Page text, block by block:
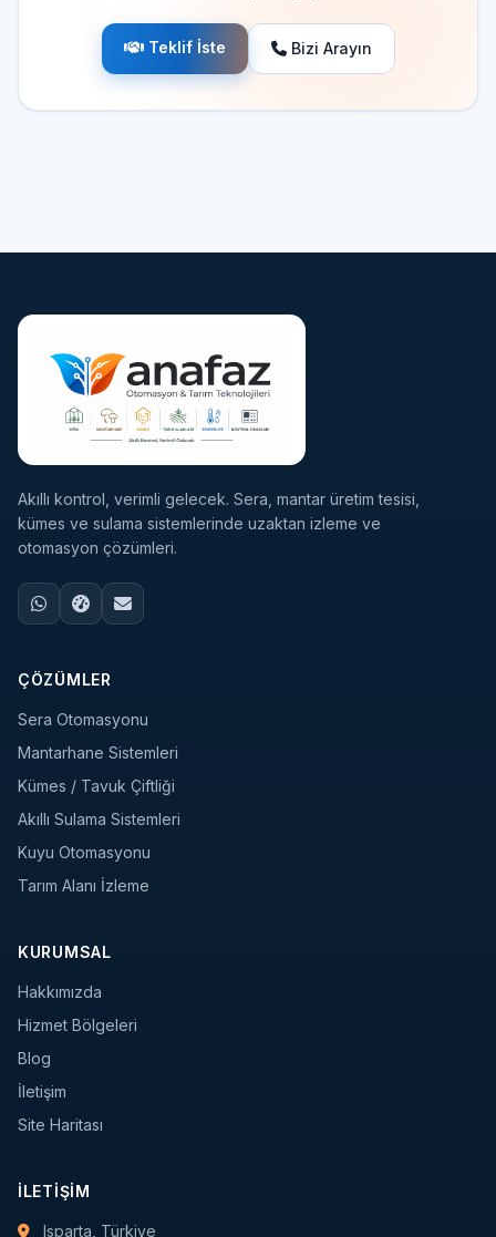
Teklif İste Bizi Arayın
Akıllı kontrol, verimli gelecek. Sera, mantar üretim tesisi,
kümes ve sulama sistemlerinde uzaktan izleme ve
otomasyon çözümleri.
ÇÖZÜMLER
Sera Otomasyonu
Mantarhane Sistemleri
Kümes / Tavuk Çiftliği
Akıllı Sulama Sistemleri
Kuyu Otomasyonu
Tarım Alanı İzleme
KURUMSAL
Hakkımızda
Hizmet Bölgeleri
Blog
İletişim
Site Haritası
İLETIŞIM
Isparta, Türkiye